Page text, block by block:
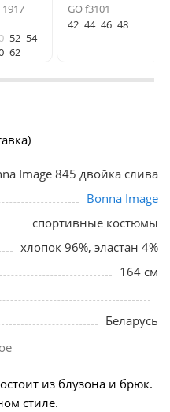
52 54
62
GO f3101
42 44 46 48
Image 845 двойка слива
Bonna Image
спортивные костюмы
хлопок 96%, эластан 4%
164 см
Беларусь
из блузона и брюк.
стиле.